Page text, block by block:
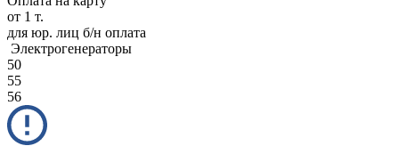
от 1 т.
для юр. лиц б/н оплата
Электрогенераторы
50
55
56